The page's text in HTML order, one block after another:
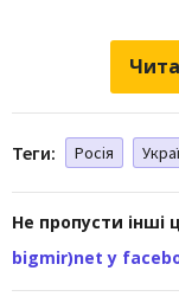
Теги: Росія
Не пропусти інші
bigmir)net у